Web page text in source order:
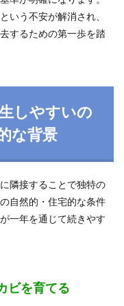
いう不安が解消され、
するための第一歩を踏
しやすいの
な背景
隣接することで独特の
自然的・住宅的な条件
一年を通じて続きやす
ビを育てる